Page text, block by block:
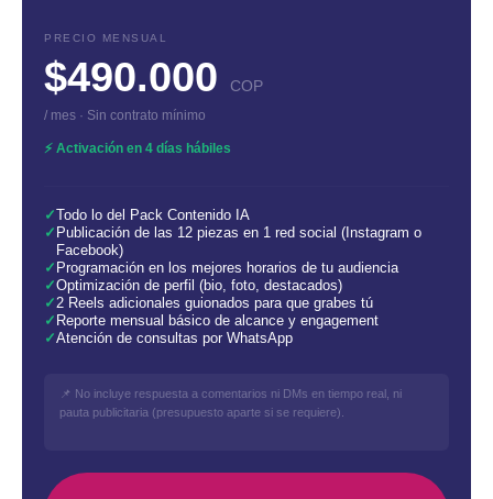
PRECIO MENSUAL
$490.000 COP
/ mes · Sin contrato mínimo
⚡ Activación en 4 días hábiles
✓Todo lo del Pack Contenido IA
✓ Publicación de las 12 piezas en 1 red social (Instagram o
Facebook)
✓ Programación en los mejores horarios de tu audiencia
✓Optimización de perfil (bio, foto, destacados)
✓2 Reels adicionales guionados para que grabes tú
✓ Reporte mensual básico de alcance y engagement
✓Atención de consultas por WhatsApp
📌 No incluye respuesta a comentarios ni DMs en tiempo real, ni
pauta publicitaria (presupuesto aparte si se requiere).